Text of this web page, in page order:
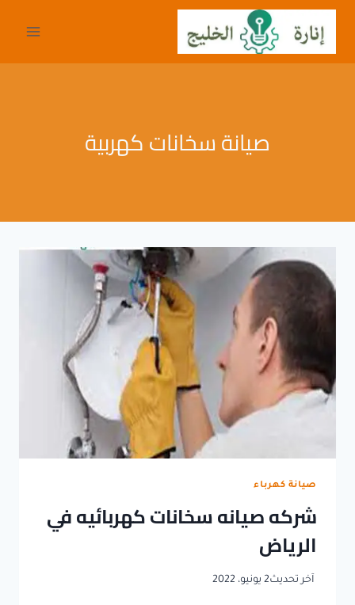
التجاوز
المحتوى
صيانة سخانات كهربية
صيانة كهرباء
شركه صيانه سخانات كهربائيه في
الرياض
آخر تحديث2 يونيو، 2022